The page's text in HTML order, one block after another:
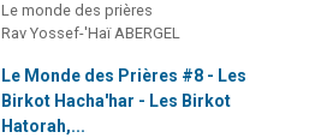
Le monde des prières
Rav Yossef-'Haï ABERGEL
Le Monde des Prières #8 - Les
Birkot Hacha'har - Les Birkot
Hatorah,...